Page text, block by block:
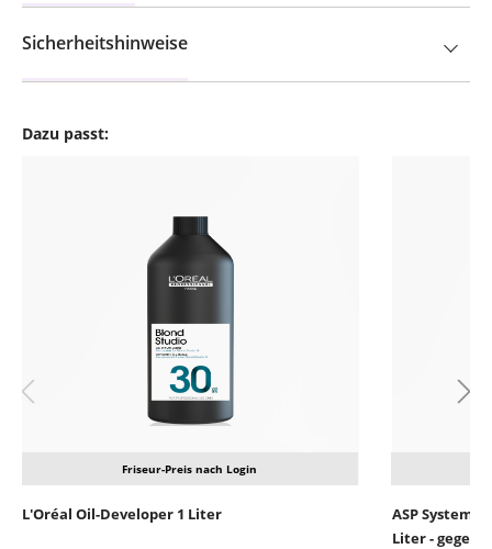
Dazu passt:
Friseur-Preis nach Login
L'Oréal Oil-Developer 1 Liter
ASP System
Liter - gegen
Sicherheitshinweise